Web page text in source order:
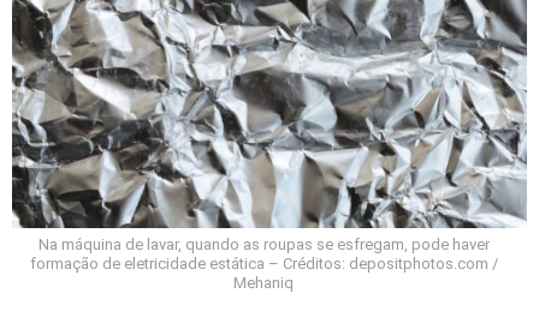
Na máquina de lavar, quando as roupas se esfregam, pode haver
formação de eletricidade estática – Créditos: depositphotos.com /
Mehaniq